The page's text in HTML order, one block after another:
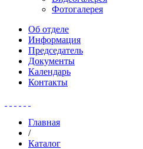
Фотогалерея
Об отделе
Информация
Председатель
Документы
Календарь
Контакты
Главная
/
Каталог